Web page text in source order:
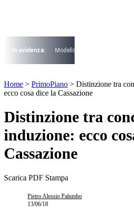
I più cercati
Lorem ipsum dolor sit amet
Lorem ipsum dolor sit amet
In evidenza: Modello 730
Lorem ipsum dolor sit amet
Home > PrimoPiano > Distinzione tra
ecco cosa dice la Cassazione
Distinzione tra
induzione: ecco
Cassazione
Scarica PDF Stampa
Pietro Alessio Palumbo
13/06/18